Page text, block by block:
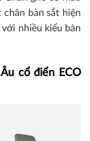
chân bàn sắt hiện
nhiều kiểu bàn
cổ điển ECO